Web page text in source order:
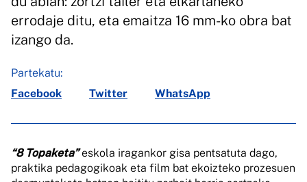
errodaje ditu, eta emaitza 16 mm-ko obra bat
izango da.
Partekatu:
Facebook
Twitter WhatsApp
“8 Topaketa”eskola iragankor gisa pentsatuta dago,
praktika pedagogikoak eta film bat ekoizteko prozesuen